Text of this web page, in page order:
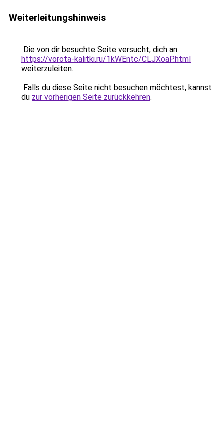
Weiterleitungshinweis
Die von dir besuchte Seite versucht, dich an
https://vorota-kalitki.ru/1kWEntc/CLJXoaP.html
weiterzuleiten.
Falls du diese Seite nicht besuchen möchtest, kannst
du zur vorherigen Seite zurückkehren.